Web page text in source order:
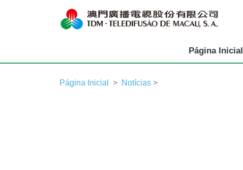
Página Inicial
Página Inicial Notícias >